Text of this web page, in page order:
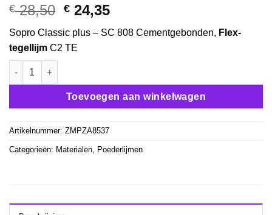
€28,50 Oorspronkelijke
was:
€ 28,50.
€ 24,35Huidige
is:
Sopro Classic plus – SC 808 Cementgebonden, Flex-
tegellijm C2 TE
Sopro Classic plus - SC 808 grijs poederlijm aantal
Toevoegen aan winkelwagen
Artikelnummer: ZMPZA8537
Categorieën: Materialen Poederlijmen